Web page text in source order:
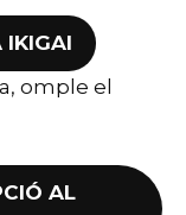
IKIGAI
omple el
AL